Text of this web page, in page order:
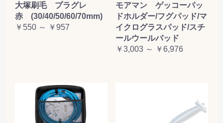
大塚刷毛 プラグレ
赤 (30/40/50/60/70mm)
￥550 ～ ￥957
モアマン ゲッコーパッ
ドホルダー/フグパッド/マ
イクログラスパッド/スチ
ールウールバッド
￥3,003 ～ ￥6,976